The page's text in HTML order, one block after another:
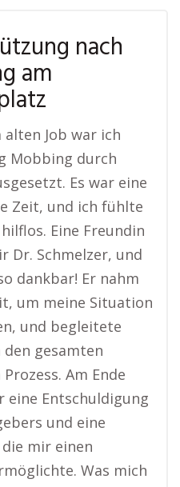
nach
am
alten Job war ich
Mobbing durch
Es war eine
Zeit, und ich fühlte
Eine Freundin
Dr. Schmelzer, und
dankbar! Er nahm
um meine Situation
und begleitete
gesamten
Am Ende
eine Entschuldigung
und eine
mir einen
Was mich